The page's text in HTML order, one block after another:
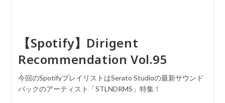
【Spotify】Dirigent
Recommendation Vol.95
今回のSpotifyプレイリストはSerato Studioの最新サウンド
パックのアーティスト「STLNDRMS」特集！